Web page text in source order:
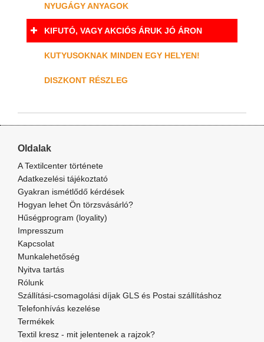
NYUGÁGY ANYAGOK
KIFUTÓ, VAGY AKCIÓS ÁRUK JÓ ÁRON
KUTYUSOKNAK MINDEN EGY HELYEN!
DISZKONT RÉSZLEG
Oldalak
A Textilcenter története
Adatkezelési tájékoztató
Gyakran ismétlődő kérdések
Hogyan lehet Ön törzsvásárló?
Hűségprogram (loyality)
Impresszum
Kapcsolat
Munkalehetőség
Nyitva tartás
Rólunk
Szállítási-csomagolási díjak GLS és Postai szállításhoz
Telefonhívás kezelése
Termékek
Textil kresz - mit jelentenek a rajzok?